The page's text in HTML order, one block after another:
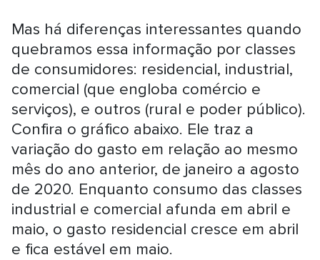
Mas há diferenças interessantes quando
quebramos essa informação por classes
de consumidores: residencial, industrial,
comercial (que engloba comércio e
serviços), e outros (rural e poder público).
Confira o gráfico abaixo. Ele traz a
variação do gasto em relação ao mesmo
mês do ano anterior, de janeiro a agosto
de 2020. Enquanto consumo das classes
industrial e comercial afunda em abril e
maio, o gasto residencial cresce em abril
e fica estável em maio.